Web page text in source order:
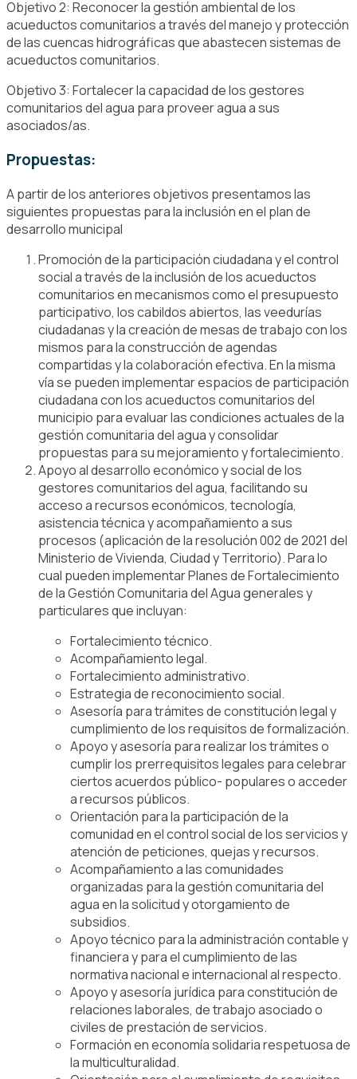
Objetivo 2: Reconocer la gestión ambiental de los
acueductos comunitarios a través del manejo y protección
de las cuencas hidrográficas que abastecen sistemas de
acueductos comunitarios.
Objetivo 3: Fortalecer la capacidad de los gestores
comunitarios del agua para proveer agua a sus
asociados/as.
Propuestas:
A partir de los anteriores objetivos presentamos las
siguientes propuestas para la inclusión en el plan de
desarrollo municipal
Promoción de la participación ciudadana y el control
social a través de la inclusión de los acueductos
comunitarios en mecanismos como el presupuesto
participativo, los cabildos abiertos, las veedurías
ciudadanas y la creación de mesas de trabajo con los
mismos para la construcción de agendas
compartidas y la colaboración efectiva. En la misma
vía se pueden implementar espacios de participación
ciudadana con los acueductos comunitarios del
municipio para evaluar las condiciones actuales de la
gestión comunitaria del agua y consolidar
propuestas para su mejoramiento y fortalecimiento.
Apoyo al desarrollo económico y social de los
gestores comunitarios del agua, facilitando su
acceso a recursos económicos, tecnología,
asistencia técnica y acompañamiento a sus
procesos (aplicación de la resolución 002 de 2021 del
Ministerio de Vivienda, Ciudad y Territorio). Para lo
cual pueden implementar Planes de Fortalecimiento
de la Gestión Comunitaria del Agua generales y
particulares que incluyan:
Fortalecimiento técnico.
Acompañamiento legal.
Fortalecimiento administrativo.
Estrategia de reconocimiento social.
Asesoría para trámites de constitución legal y
cumplimiento de los requisitos de formalización.
Apoyo y asesoría para realizar los trámites o
cumplir los prerrequisitos legales para celebrar
ciertos acuerdos público- populares o acceder
a recursos públicos.
Orientación para la participación de la
comunidad en el control social de los servicios y
atención de peticiones, quejas y recursos.
Acompañamiento a las comunidades
organizadas para la gestión comunitaria del
agua en la solicitud y otorgamiento de
subsidios.
Apoyo técnico para la administración contable y
financiera y para el cumplimiento de las
normativa nacional e internacional al respecto.
Apoyo y asesoría jurídica para constitución de
relaciones laborales, de trabajo asociado o
civiles de prestación de servicios.
Formación en economía solidaria respetuosa de
la multiculturalidad.